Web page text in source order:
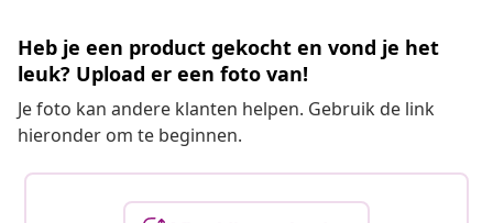
Heb je een product gekocht en vond je het
leuk? Upload er een foto van!
Je foto kan andere klanten helpen. Gebruik de link
hieronder om te beginnen.